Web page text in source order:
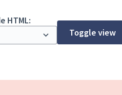
HTML:
Toggle view